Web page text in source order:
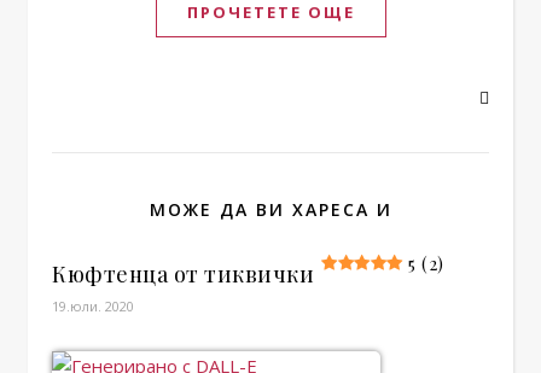
ПРОЧЕТЕТЕ ОЩЕ
МОЖЕ ДА ВИ ХАРЕСА И
Кюфтенца от тиквички 5 (2)
19.юли. 2020